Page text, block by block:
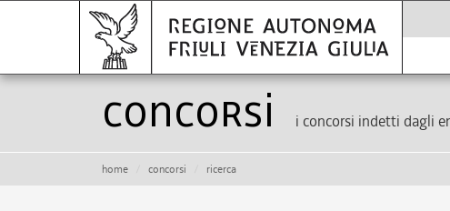
Concorsi i concorsi indetti dagli
home concorsi ricerca